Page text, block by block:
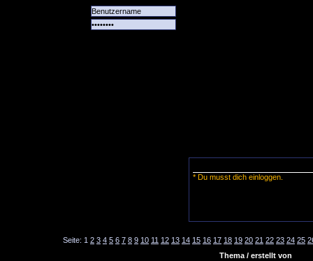
* Du musst dich einloggen.
Seite: 1 2 3 4 5 6 7 8 9 10 11 12 13 14 15 16 17 18 19 20 21 22 23 24 25
Thema / erstellt von